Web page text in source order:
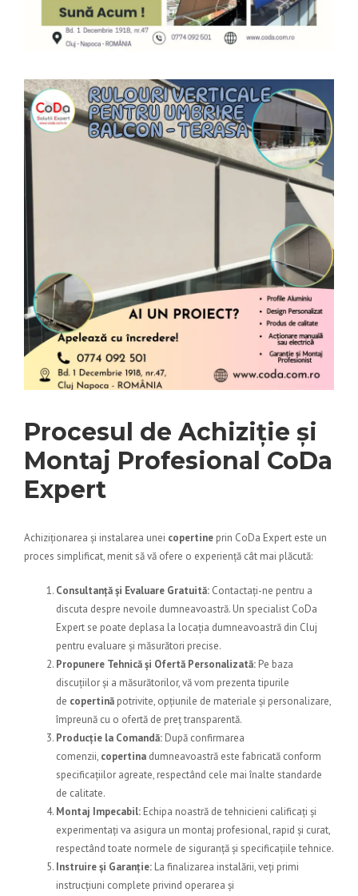
Procesul de Achiziție și
Montaj Profesional CoDa
Expert
Achiziționarea și instalarea unei copertine prin CoDa Expert este un
proces simplificat, menit să vă ofere o experiență cât mai plăcută:
Consultanță și Evaluare Gratuită: Contactați-ne pentru a
discuta despre nevoile dumneavoastră. Un specialist CoDa
Expertse poate deplasa la locația dumneavoastră din Cluj
pentru evaluare și măsurători precise.
Propunere Tehnică și Ofertă Personalizată: Pe baza
discuțiilor și a măsurătorilor, vă vom prezenta tipurile
de copertină potrivite, opțiunile de materiale și personalizare,
împreună cu o ofertă de preț transparentă.
Producție la Comandă: După confirmarea
comenzii, copertina dumneavoastră este fabricată conform
specificațiilor agreate, respectând cele mai înalte standarde
de calitate.
Montaj Impecabil: Echipa noastră de tehnicieni calificați și
experimentați va asigura un montaj profesional, rapid și curat,
respectând toate normele de siguranță și specificațiile tehnice.
Instruire și Garanție: La finalizarea instalării, veți primi
instrucțiuni complete privind operarea și